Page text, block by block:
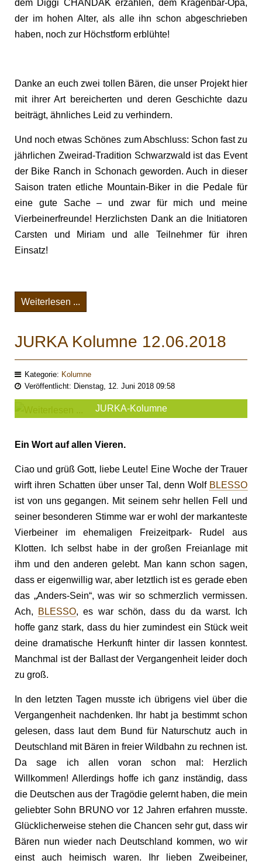
dem Diggi CHANDAK erzählen, dem Kragenbär-Opa,
der im hohen Alter, als alle ihn schon abgeschrieben
haben, noch zur Höchstform erblühte!
Danke an euch zwei tollen Bären, die unser Projekt hier
mit ihrer Art bereicherten und deren Geschichte dazu
beiträgt, ähnliches Leid zu verhindern.
Und noch etwas Schönes zum Abschluss: Schon fast zu
jährlichen Zweirad-Tradition Schwarzwald ist das Event
der Bike Ranch in Schonach geworden. Auch in dieser
Saison traten etliche Mountain-Biker in die Pedale für
eine gute Sache – und zwar für mich und meine
Vierbeinerfreunde! Herzlichsten Dank an die Initiatoren
Carsten und Miriam und alle Teilnehmer für ihren
Einsatz!
Weiterlesen ...
JURKA Kolumne 12.06.2018
Kategorie: Kolumne
Veröffentlicht: Dienstag, 12. Juni 2018 09:58
JURKA-Kolumne
Ein Wort auf allen Vieren.
Ciao und grüß Gott, liebe Leute! Eine Woche der Trauer
wirft ihren Schatten über unser Tal, denn Wolf BLESSO
ist von uns gegangen. Mit seinem sehr hellen Fell und
seiner besonderen Stimme war er wohl der markanteste
Vierbeiner im ehemaligen Freizeitpark- Rudel aus
Klotten. Ich selbst habe in der großen Freianlage mit
ihm und den anderen gelebt. Man kann schon sagen,
dass er eigenwillig war, aber letztlich ist es gerade eben
das „Anders-Sein“, was wir so schmerzlich vermissen.
Ach,
BLESSO, es war schön, dass du da warst. Ich
hoffe ganz stark, dass du hier zumindest ein Stück weit
deine dramatische Herkunft hinter dir lassen konntest.
Manchmal ist der Ballast der Vergangenheit leider doch
zu groß.
In den letzten Tagen musste ich übrigens viel über die
Vergangenheit nachdenken. Ihr habt ja bestimmt schon
gelesen, dass laut dem Bund für Naturschutz auch in
Deutschland mit Bären in freier Wildbahn zu rechnen ist.
Da sage ich allen voran schon mal: Herzlich
Willkommen! Allerdings hoffe ich ganz inständig, dass
die Deutschen aus der Tragödie gelernt haben, die mein
geliebter Sohn BRUNO vor 12 Jahren erfahren musste.
Glücklicherweise stehen die Chancen sehr gut, dass wir
Bären nun wieder nach Deutschland kommen, wo wir
einst auch heimisch waren. Ihr lieben Zweibeiner,